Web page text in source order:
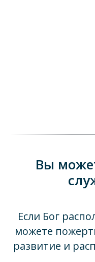
Вы
Если Бог
можете
развитие и